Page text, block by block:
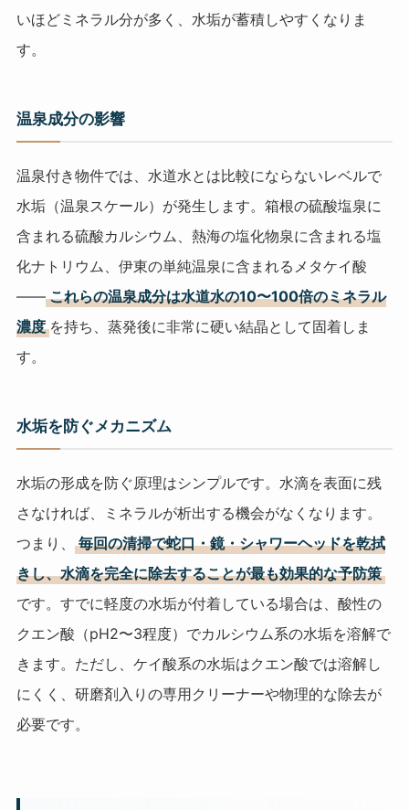
いほどミネラル分が多く、水垢が蓄積しやすくなりま
す。
温泉成分の影響
温泉付き物件では、水道水とは比較にならないレベルで
水垢（温泉スケール）が発生します。箱根の硫酸塩泉に
含まれる硫酸カルシウム、熱海の塩化物泉に含まれる塩
化ナトリウム、伊東の単純温泉に含まれるメタケイ酸
—— これらの温泉成分は水道水の10〜100倍のミネラル
濃度 を持ち、蒸発後に非常に硬い結晶として固着しま
す。
水垢を防ぐメカニズム
水垢の形成を防ぐ原理はシンプルです。水滴を表面に残
さなければ、ミネラルが析出する機会がなくなります。
つまり、
毎回の清掃で蛇口・鏡・シャワーヘッドを乾拭
きし、水滴を完全に除去することが最も効果的な予防策
です。すでに軽度の水垢が付着している場合は、酸性の
クエン酸（pH2〜3程度）でカルシウム系の水垢を溶解で
きます。ただし、ケイ酸系の水垢はクエン酸では溶解し
にくく、研磨剤入りの専用クリーナーや物理的な除去が
必要です。